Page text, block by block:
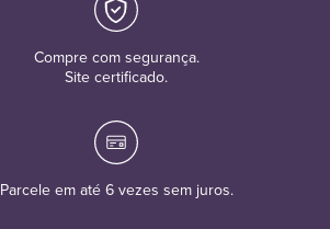
Compre com segurança.
Site certificado.
Parcele em até 6 vezes sem juros.